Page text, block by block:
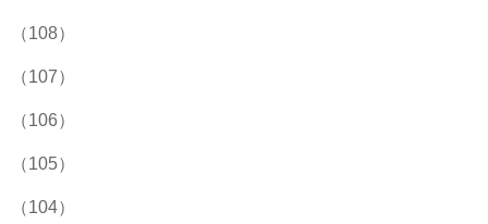
（108）
（107）
（106）
（105）
（104）